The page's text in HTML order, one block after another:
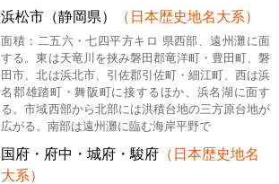
浜松市（静岡県） （日本歴史地名大系）
面積：二五六・七四平方キロ 県西部、遠州灘に面
する。東は天竜川を挟み磐田郡竜洋町・豊田町、磐
田市、北は浜北市、引佐郡引佐町・細江町、西は浜
名郡雄踏町・舞阪町に接するほか、浜名湖に面す
る。市域西部から北部には洪積台地の三方原台地が
広がる。南部は遠州灘に臨む海岸平野で
国府・府中・城府・駿府 （日本歴史地名
大系）